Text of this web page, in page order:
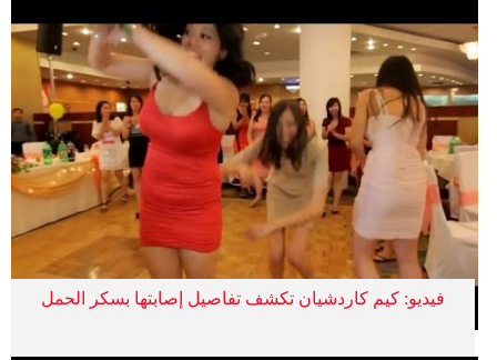
فيديو: كيم كاردشيان تكشف تفاصيل إصابتها بسكر الحمل